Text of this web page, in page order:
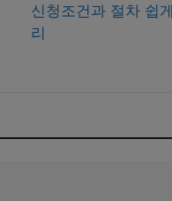
신청조건과 절차 쉽
리